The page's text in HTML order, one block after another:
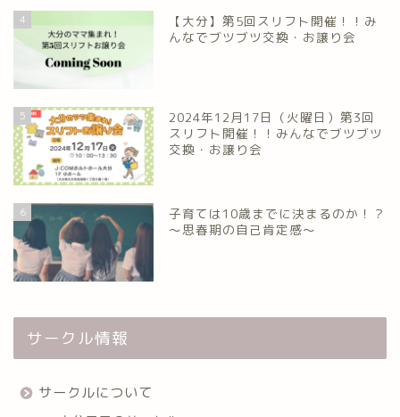
4
【大分】第5回スリフト開催！！み
んなでブツブツ交換・お譲り会
5
2024年12月17日（火曜日）第3回
スリフト開催！！みんなでブツブツ
交換・お譲り会
6
子育ては10歳までに決まるのか！？
～思春期の自己肯定感～
サークル情報
サークルについて